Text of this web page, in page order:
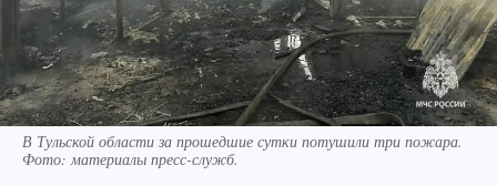
В Тульской области за прошедшие сутки потушили три пожара.
Фото: материалы пресс-служб.